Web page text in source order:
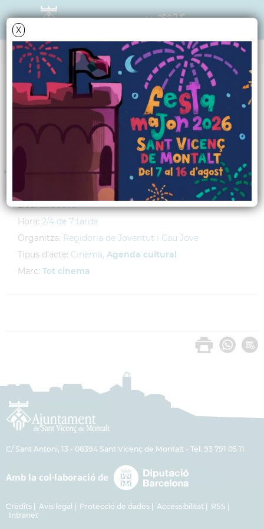
X
AGENDA
Dissabte6 març 2010
Cicle de cinema
juvenil: "Hancock"
Lloc: Cau Jove
Hora: 2/4 de 7 tarda
Organitza: Regidoria de Joventut i Cau Jove
Tipus d'acte: Cinema, Agenda cultural
Marc: Tot cinema
C/ Sant Antoni, 13 - 08394 Sant Vicenç de Montalt - Tel. 93 791 05 11
Crèdits Avís legal Protecció de dades Accessibilitat
RSS
Intranet